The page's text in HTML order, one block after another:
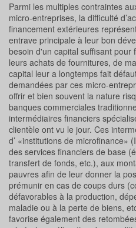
Parmi les multiples contraintes
micro-entreprises, la difficulté
financement extérieures
entrave principale à leur bon
besoin d'un capital suffisant pour
leurs achats de fournitures, de
capital leur a longtemps fait
demandées par ces micro-
offrir et bien souvent la nature
banques commerciales
intermédiaires financiers
clientèle ont vu le jour. Ces
d’ «institutions de microfinance»
des services financiers de base
transfert de fonds, etc.), aux
pauvres afin de leur donner la
prémunir en cas de coups durs
défavorables à la production,
maladie ou à la perte de biens,
favorise également des